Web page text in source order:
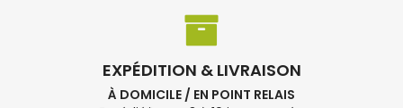
EXPÉDITION & LIVRAISON
À DOMICILE / EN POINT RELAIS